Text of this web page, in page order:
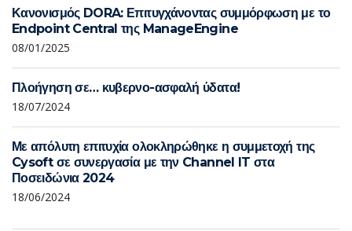
Κανονισμός DORA: Επιτυγχάνοντας συμμόρφωση με το
Endpoint Central της ManageEngine
08/01/2025
Πλοήγηση σε… κυβερνο-ασφαλή ύδατα!
18/07/2024
Με απόλυτη επιτυχία ολοκληρώθηκε η συμμετοχή της
Cysoft σε συνεργασία με την Channel IT στα
Ποσειδώνια 2024
18/06/2024